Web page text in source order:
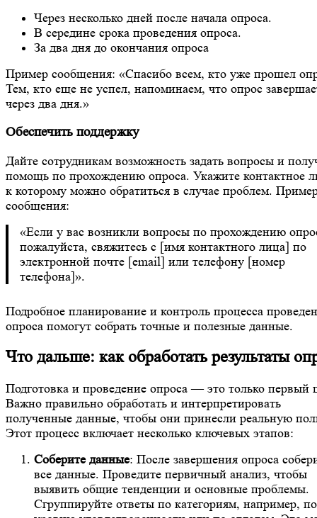
Через несколько дней после начала опроса.
В середине срока проведения опроса.
За два дня до окончания опроса
Пример сообщения: «Спасибо всем, кто уже прошел
Тем, кто еще не успел, напоминаем, что опрос
через два дня.»
Обеспечить поддержку
Дайте сотрудникам возможность задать вопросы и
помощь по прохождению опроса. Укажите контактное
к которому можно обратиться в случае проблем.
сообщения:
«Если у вас возникли вопросы по прохождению
пожалуйста, свяжитесь с [имя контактного лица] по
электронной почте [email] или телефону [номер
телефона]».
Подробное планирование и контроль процесса
опроса помогут собрать точные и полезные данные.
Что дальше: как обработать результаты
Подготовка и проведение опроса — это только первый
Важно правильно обработать и интерпретировать
полученные данные, чтобы они принесли реальную
Этот процесс включает несколько ключевых этапов:
Соберите данные: После завершения опроса
все данные. Проведите первичный анализ, чтобы
выявить общие тенденции и основные проблемы.
Сгруппируйте ответы по категориям, например, по